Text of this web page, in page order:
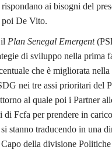
ai bisogni del
poi De Vito.
Plan Senegal Emergent
di sviluppo nella prima
che è migliorata
nei tre assi prioritari del
al quale poi i Partner
Fcfa per prendere in
stanno traducendo in una
della divisione